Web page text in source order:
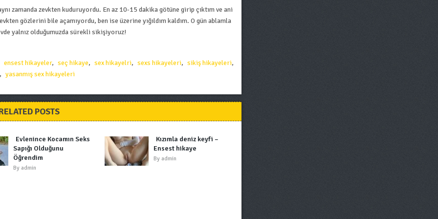
zamanda zevkten kuduruyordu. En az 10-15 dakika götüne girip çıktım ve ani
gözlerini bile açamıyordu, ben ise üzerine yığıldım kaldım. O gün ablamla
yalnız olduğumuzda sürekli sikişiyoruz!
ensest hikayeler, seç hikaye, sex hikayelri, sexs hikayeleri, sikiş hikayeleri,
, yasanmış sex hikayeleri
POSTS
Evlenince Kocamın Seks
Sapığı Olduğunu
Öğrendim
By admin
Kızımla deniz keyfi –
Ensest hikaye
By admin